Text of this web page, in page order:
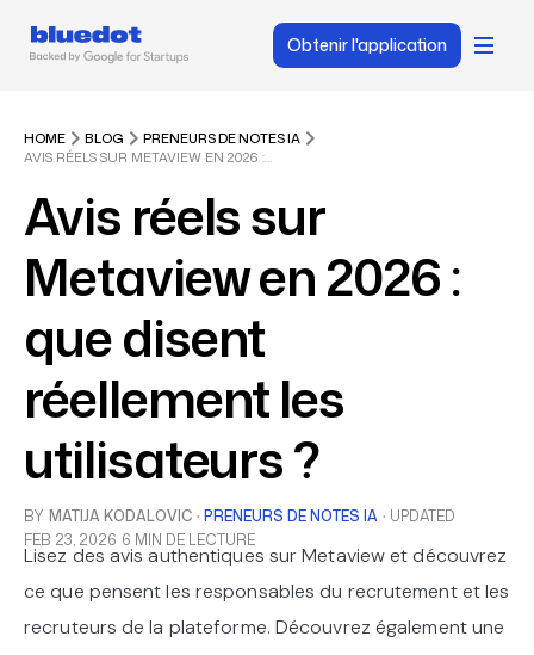
Obtenir l'application
HOME BLOG
PRENEURS DE NOTES IA
AVIS RÉELS SUR METAVIEW EN 2026 : QUE DISENT RÉELLEMENT LES UTILISATEURS ?
Avis réels sur
Metaview en 2026 :
que disent
réellement les
utilisateurs ?
BY MATIJA KODALOVIC · PRENEURS DE NOTES IA · UPDATED
FEB 23, 2026 6 MIN DE LECTURE
Lisez des avis authentiques sur Metaview et découvrez
ce que pensent les responsables du recrutement et les
recruteurs de la plateforme. Découvrez également une